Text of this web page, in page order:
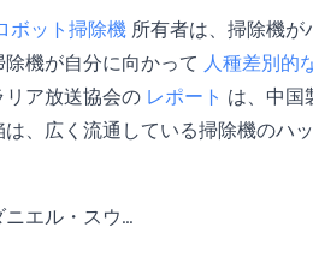
ボット掃除機 所有者は、掃除機が
機が自分に向かって 人種差別的
リア放送協会の レポート は、中国
、広く流通している掃除機のハ
ニエル・スウ…